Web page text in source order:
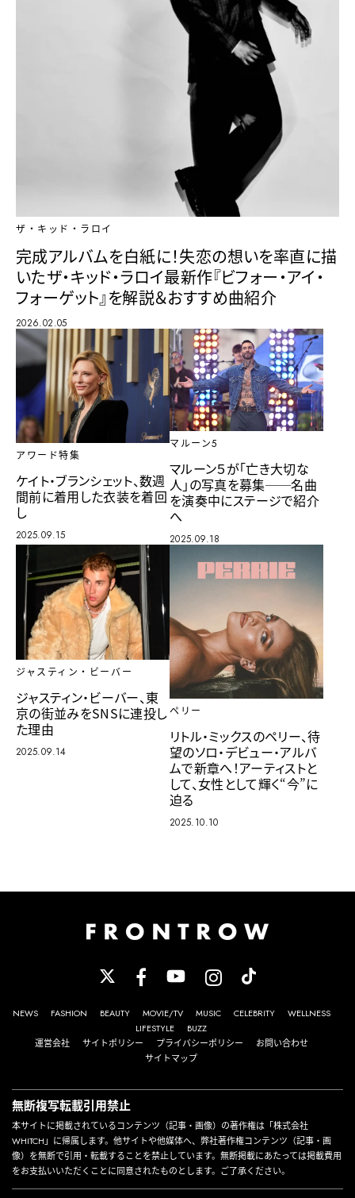
ザ・キッド・ラロイ
完成アルバムを白紙に！失恋の想いを率直に描
いたザ・キッド・ラロイ最新作『ビフォー・アイ・
フォーゲット』を解説＆おすすめ曲紹介
2026.02.05
アワード特集
ケイト・ブランシェット、数週
間前に着用した衣装を着回
し
2025.09.15
マルーン5
マルーン５が「亡き大切な
人」の写真を募集──名曲
を演奏中にステージで紹介
へ
2025.09.18
ジャスティン・ビーバー
ジャスティン・ビーバー、東
京の街並みをSNSに連投し
た理由
2025.09.14
ペリー
リトル・ミックスのペリー、待
望のソロ・デビュー・アルバ
ムで新章へ！アーティストと
して、女性として輝く“今”に
迫る
2025.10.10
NEWS FASHION BEAUTY MOVIE/TV MUSIC CELEBRITY
WELLNESS
LIFESTYLE
BUZZ
運営会社
サイトポリシー プライバシーポリシー
お問い合わせ
サイトマップ
無断複写転載引用禁止
本サイトに掲載されているコンテンツ（記事・画像）の著作権は「株式会社
WHITCH」に帰属します。他サイトや他媒体へ、弊社著作権コンテンツ（記事・画
像）を無断で引用・転載することを禁止しています。無断掲載にあたっては掲載費用
をお支払いいただくことに同意されたものとします。ご了承ください。